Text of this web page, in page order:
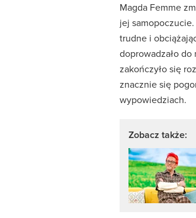
Magda Femme
jej
trudne i
doprowadzało do
zakończyło się
znacznie się
wypowiedziach.
Zobacz także: